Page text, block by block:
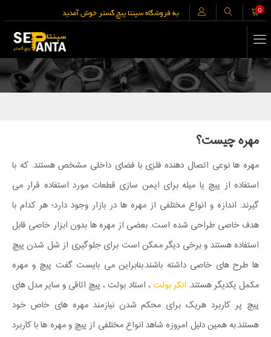
به فروشگاه سپنتا پیچ گستر خوش آمدید 0
مهره چیست؟
مهره ها نوعی اتصال دهنده فلزی با فضای داخلی مشخص هستند. که با
استفاده از پیچ یا میله برای ایمن سازی قطعات مورد استفاده قرار می
گیرند. اندازه و انواع مختلفی از مهره ها در بازار وجود دارد؛ هر کدام با
هدف خاصی طراحی شده است. بعضی از مهره ها بدون ابزار خاصی قابل
استفاده هستند و برخی دیگر ممکن است برای جلوگیری از شل شدن پیچ
ها طرح های خاصی داشته باشند.بنابراین می بایست گفت پیچ و مهره
مکمل یکدیگر هستند.انکر بولت، استاد بولت ، پیچ اتاقی و سایر مدل های
پیچ پر کاربرد هریک برای محکم شدن نیازمند مهره های خاص خود
هستند.به همین دلیل امروزه شاهد انواع مختلفی از پیچ و مهره ها با کاربرد